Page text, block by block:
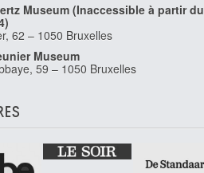
Museum (Inaccessible à partir du
62 – 1050 Bruxelles
Museum
59 – 1050 Bruxelles